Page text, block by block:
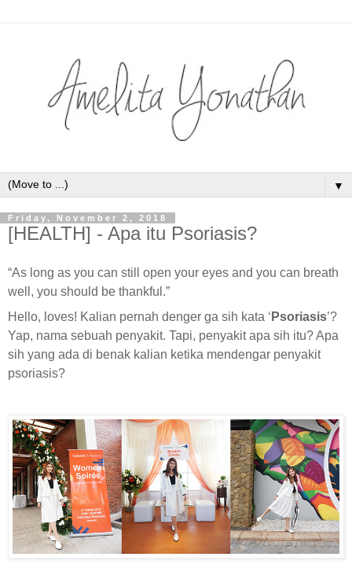
▼
Friday, November 2, 2018
[HEALTH] - Apa itu Psoriasis?
“As long as you can still open your eyes and you can breath
well, you should be thankful.”
Hello, loves! Kalian pernah denger ga sih kata ‘ Psoriasis’?
Yap, nama sebuah penyakit. Tapi, penyakit apa sih itu? Apa
sih yang ada di benak kalian ketika mendengar penyakit
psoriasis?